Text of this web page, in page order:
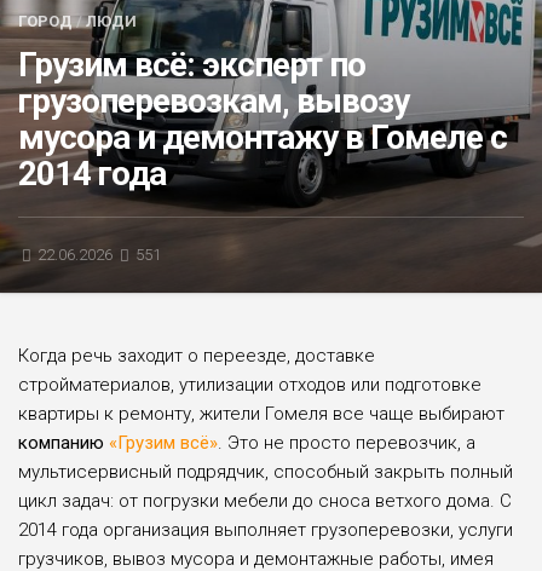
БЛИЦ-ОПРОС
АФИША
ГОРОД /ЛЮДИ
Грузим всё: эксперт по
грузоперевозкам, вывозу
мусора и демонтажу в Гомеле с
2014 года
22.06.2026 551
Когда речь заходит о переезде, доставке
стройматериалов, утилизации отходов или подготовке
квартиры к ремонту, жители Гомеля все чаще выбирают
компанию «Грузим всё». Это не просто перевозчик, а
мультисервисный подрядчик, способный закрыть полный
цикл задач: от погрузки мебели до сноса ветхого дома. С
2014 года организация выполняет грузоперевозки, услуги
грузчиков, вывоз мусора и демонтажные работы, имея